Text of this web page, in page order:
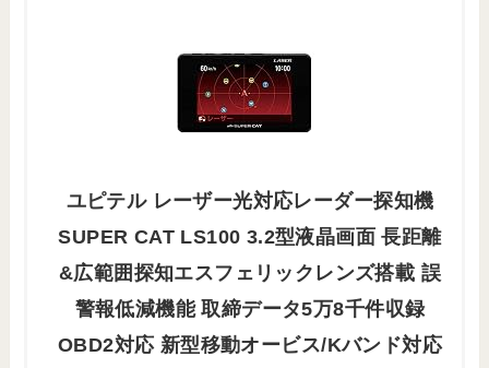
ユピテル レーザー光対応レーダー探知機
SUPER CAT LS100 3.2型液晶画面 長距離
&広範囲探知エスフェリックレンズ搭載 誤
警報低減機能 取締データ5万8千件収録
OBD2対応 新型移動オービス/Kバンド対応